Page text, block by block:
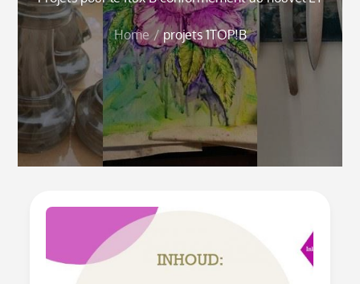
Home projets 1TOP!B